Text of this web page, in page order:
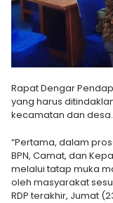
Rapat Dengar
yang harus
kecamatan dan desa.
“Pertama, dalam
BPN, Camat, dan
melalui tatap muka
oleh masyarakat
RDP terakhir, Jumat